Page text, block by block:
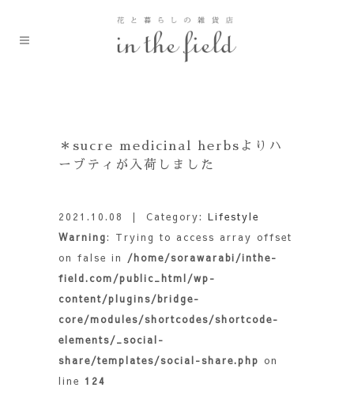
＊sucre medicinal herbsよりハ
ーブティが入荷しました
2021.10.08 | Category: Lifestyle
Warning: Trying to access array offset
on false in /home/sorawarabi/inthe-
field.com/public_html/wp-
content/plugins/bridge-
core/modules/shortcodes/shortcode-
elements/_social-
share/templates/social-share.php on
line 124